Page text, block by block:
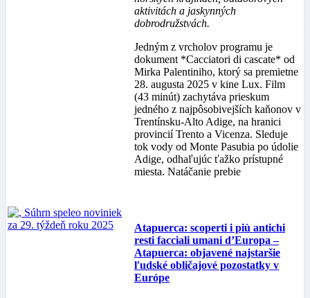
aktivitách a jaskynných
dobrodružstvách.
Jedným z vrcholov programu je
dokument *Cacciatori di cascate* od
Mirka Palentiniho, ktorý sa premietne
28. augusta 2025 v kine Lux. Film
(43 minút) zachytáva prieskum
jedného z najpôsobivejších kaňonov v
Trentínsku-Alto Adige, na hranici
provincií Trento a Vicenza. Sleduje
tok vody od Monte Pasubia po údolie
Adige, odhaľujúc ťažko prístupné
miesta. Natáčanie prebie
Atapuerca: scoperti i più antichi
resti facciali umani d’Europa –
Atapuerca: objavené najstaršie
ľudské obličajové pozostatky v
Európe